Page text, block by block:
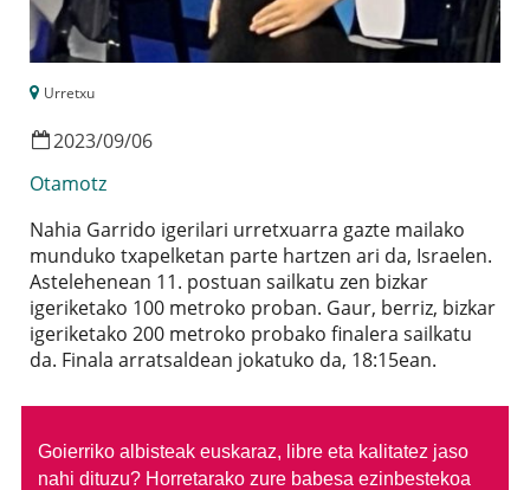
Urretxu
2023/09/06
Otamotz
Nahia Garrido igerilari urretxuarra gazte mailako
munduko txapelketan parte hartzen ari da, Israelen.
Astelehenean 11. postuan sailkatu zen bizkar
igeriketako 100 metroko proban. Gaur, berriz, bizkar
igeriketako 200 metroko probako finalera sailkatu
da. Finala arratsaldean jokatuko da, 18:15ean.
Goierriko albisteak euskaraz, libre eta kalitatez jaso
nahi dituzu? Horretarako zure babesa ezinbestekoa